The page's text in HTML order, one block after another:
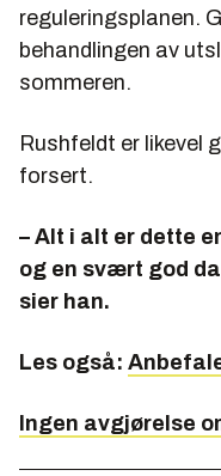
reguleringsplanen.
behandlingen av
sommeren.
Rushfeldt er likevel
forsert.
– Alt i alt er dette
og en svært god
sier han.
Les også:
Ingen avgjørelse